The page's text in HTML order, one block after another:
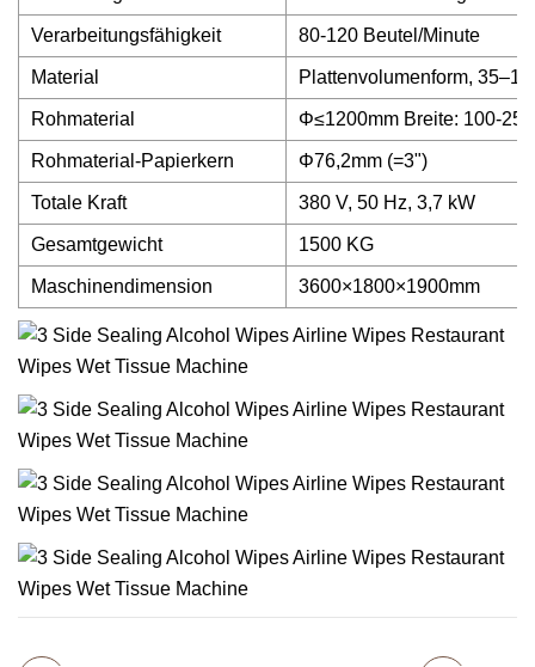
Verarbeitungsfähigkeit 80-120 Beutel/Minute
Material Plattenvolumenform,
Rohmaterial Φ≤1200mm Breite: 100-
Rohmaterial-Papierkern Φ76,2mm (=3")
Totale Kraft 380 V, 50 Hz, 3,7 kW
Gesamtgewicht 1500 KG
Maschinendimension 3600×1800×1900mm